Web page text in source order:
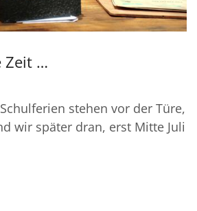
Zeit …
stehen vor der Türe,
wir später dran, erst Mitte Juli